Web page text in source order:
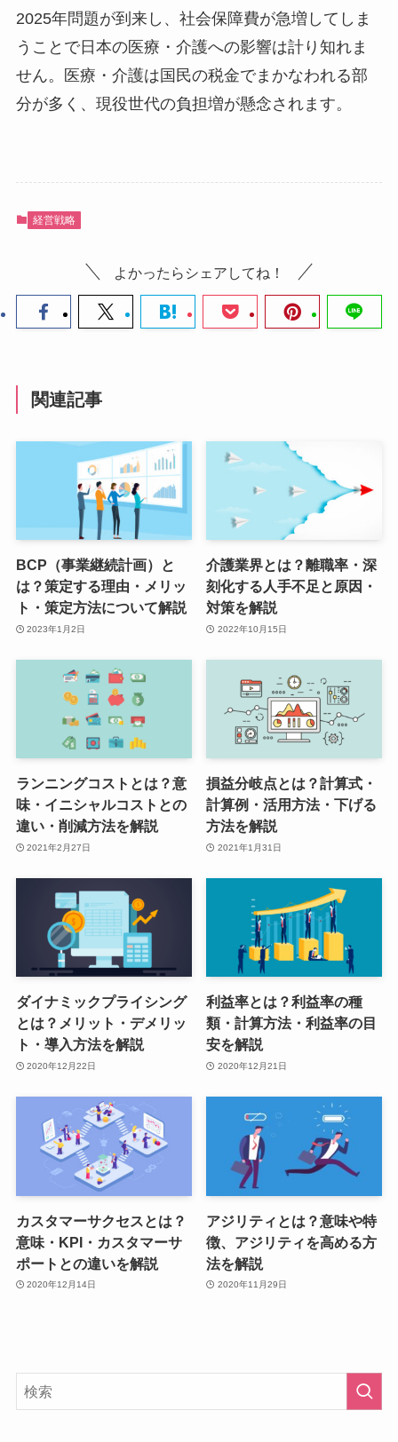
2025年問題が到来し、社会保障費が急増してしま
うことで日本の医療・介護への影響は計り知れま
せん。医療・介護は国民の税金でまかなわれる部
分が多く、現役世代の負担増が懸念されます。
経営戦略
よかったらシェアしてね！
関連記事
BCP（事業継続計画）と
は？策定する理由・メリッ
ト・策定方法について解説
2023年1月2日
介護業界とは？離職率・深
刻化する人手不足と原因・
対策を解説
2022年10月15日
ランニングコストとは？意
味・イニシャルコストとの
違い・削減方法を解説
2021年2月27日
損益分岐点とは？計算式・
計算例・活用方法・下げる
方法を解説
2021年1月31日
ダイナミックプライシング
とは？メリット・デメリッ
ト・導入方法を解説
2020年12月22日
利益率とは？利益率の種
類・計算方法・利益率の目
安を解説
2020年12月21日
カスタマーサクセスとは？
意味・KPI・カスタマーサ
ポートとの違いを解説
2020年12月14日
アジリティとは？意味や特
徴、アジリティを高める方
法を解説
2020年11月29日